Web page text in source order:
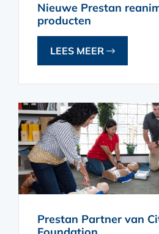
Nieuwe Prestan
producten
LEES MEER
Prestan Partner van